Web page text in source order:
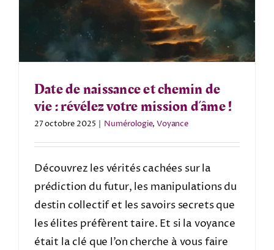
Date de naissance et chemin de
vie : révélez votre mission d’âme !
27 octobre 2025 | Numérologie,Voyance
Découvrez les vérités cachées sur la
prédiction du futur, les manipulations du
destin collectif et les savoirs secrets que
les élites préfèrent taire. Et si la voyance
était la clé que l’on cherche à vous faire